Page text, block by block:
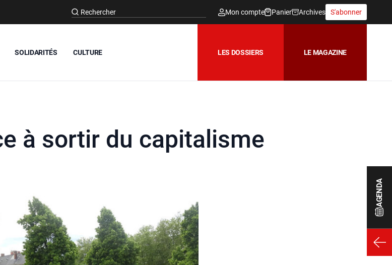
AGENDA
Mon compte Panier Archives S'abonner
SOLIDARITÉS CULTURE LES DOSSIERS LE MAGAZINE
à sortir du capitalisme